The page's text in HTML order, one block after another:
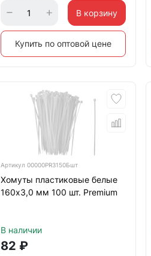
В корзину
Купить по оптовой цене
Артикул 00000PR3150Бшт
Хомуты пластиковые белые
160х3,0 мм 100 шт. Premium
В наличии
82 ₽